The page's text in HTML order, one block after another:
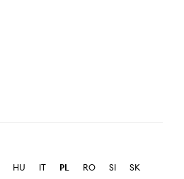
HU IT PL RO SI SK